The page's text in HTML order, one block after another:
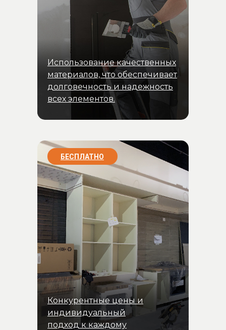
Использование качественных
материалов, что обеспечивает
долговечность и надежность
всех элементов.
Конкурентные цены и
индивидуальный
подход к каждому
БЕСПЛАТНО